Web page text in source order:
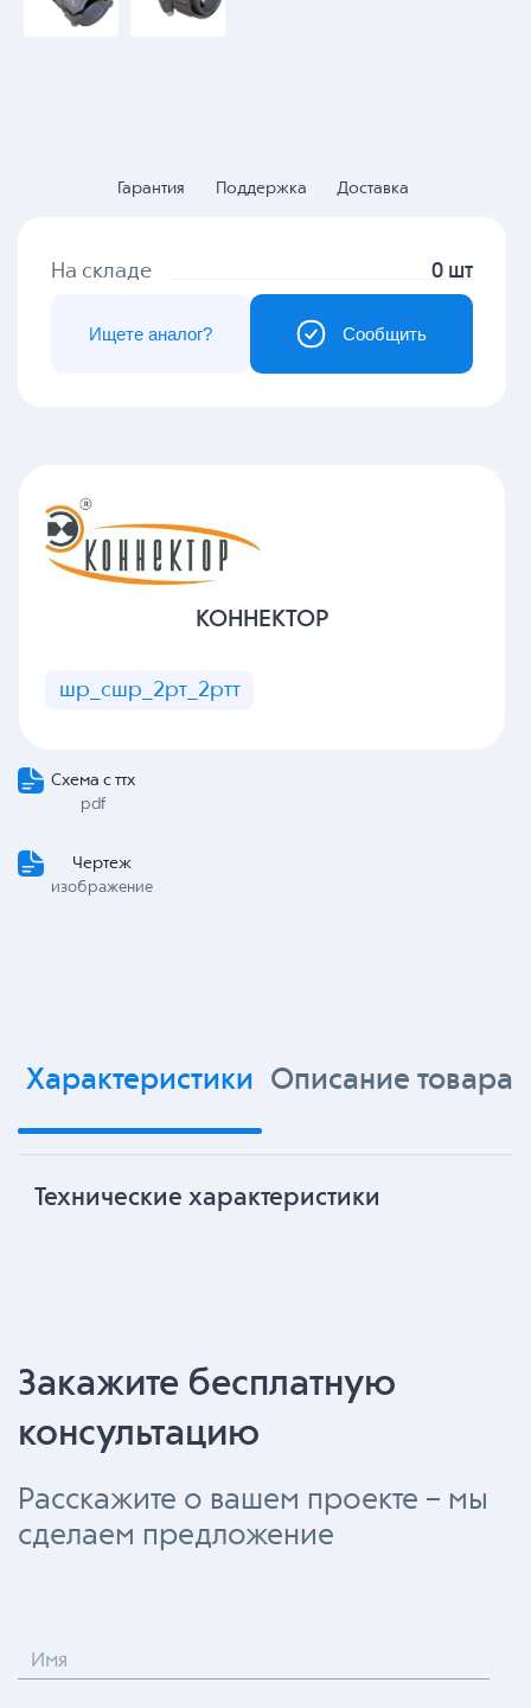
Гарантия Поддержка Доставка
На складе 0 шт
Сообщить
Ищете аналог?
КОННЕКТОР
шр_сшр_2рт_2ртт
Схема с ттх
pdf
Чертеж
изображение
Характеристики Описание товара
Технические характеристики
Закажите бесплатную
консультацию
Расскажите о вашем проекте – мы
сделаем предложение
Имя